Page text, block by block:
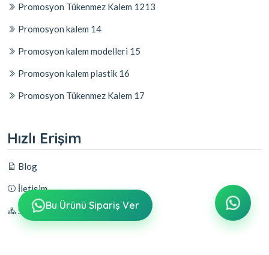
Bu Ürünü Sipariş Ver
Promosyon Tükenmez Kalem 1213
Promosyon kalem 14
Promosyon kalem modelleri 15
Promosyon kalem plastik 16
Promosyon Tükenmez Kalem 17
Hızlı Erişim
Blog
İletişim
Sitemap